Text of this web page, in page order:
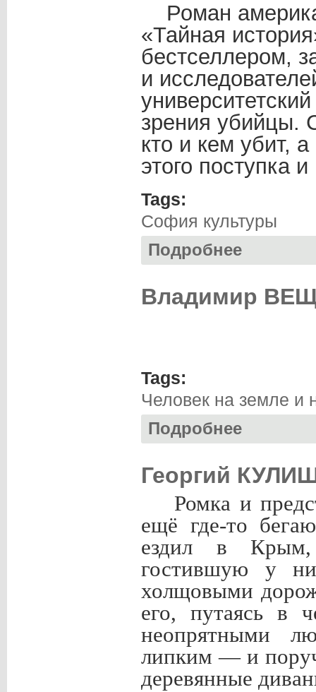
Роман
«Тайная
бестселлером,
и
зрения убийцы.
кто и кем убит,
этого поступка
Tags:
София культуры
Подробнее
Владимир
Tags:
Человек на земле и
Подробнее
Георгий
Ромка и
ещё где-то
ездил в Крым,
гостившую у
холщовыми
его, путаясь в
неопрятными
липким — и
деревянные